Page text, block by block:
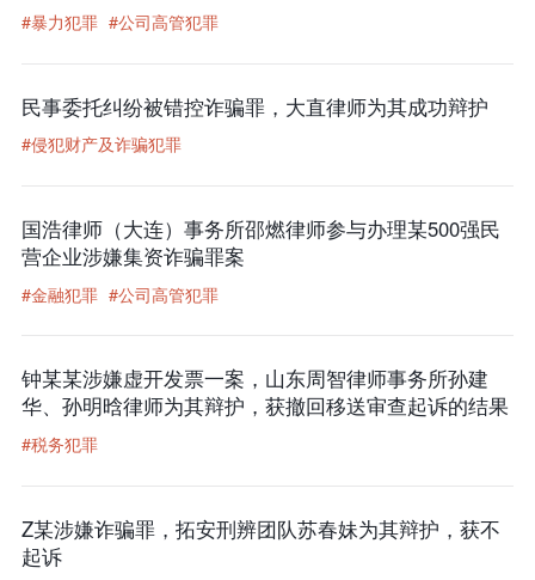
#暴力犯罪 #公司高管犯罪
民事委托纠纷被错控诈骗罪，大直律师为其成功辩护
#侵犯财产及诈骗犯罪
国浩律师（大连）事务所邵燃律师参与办理某500强民
营企业涉嫌集资诈骗罪案
#金融犯罪 #公司高管犯罪
钟某某涉嫌虚开发票一案，山东周智律师事务所孙建
华、孙明晗律师为其辩护，获撤回移送审查起诉的结果
#税务犯罪
Z某涉嫌诈骗罪，拓安刑辨团队苏春妹为其辩护，获不
起诉